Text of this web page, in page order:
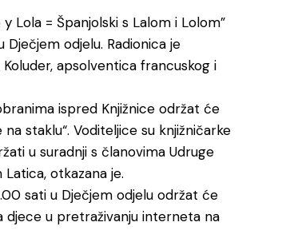
Lola = Španjolski s Lalom i Lolom”
Dječjem odjelu. Radionica je
apsolventica francuskog i
ispred Knjižnice održat će
staklu“. Voditeljice su knjižničarke
u suradnji s članovima Udruge
otkazana je.
sati u Dječjem odjelu održat će
djece u pretraživanju interneta na